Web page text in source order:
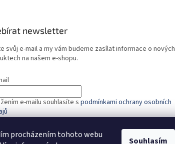
procházením tohoto webu
Souhlasím
newsletter
svůj e-mail a my vám budeme zasílat informace o nových
na našem e-shopu.
e-mailu souhlasíte s podmínkami ochrany osobních
SE